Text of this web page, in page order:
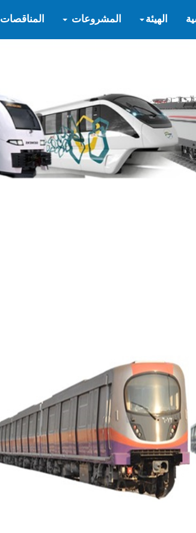
الهيئة المشروعات المناقصات